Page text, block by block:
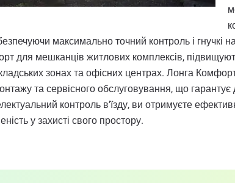
максимально точний контроль і гнучкі
для мешканців житлових комплексів,
зонах та офісних центрах. Лонга
та сервісного обслуговування, що гарантує
контроль в’їзду, ви отримуєте
у захисті свого простору.